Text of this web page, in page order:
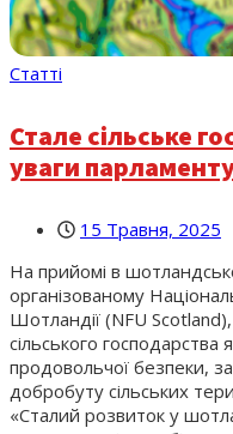
Статті
Стале сільське
уваги
15 Травня, 2025
На прийомі в
організованому
Шотландії (NFU
сільського господарства
продовольчої безпеки,
добробуту сільських
«Сталий розвиток у